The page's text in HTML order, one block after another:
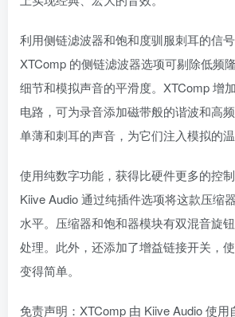
利用侧链滤波器和饱和度驯服刺耳的信号
XTComp 的侧链滤波器选项可剔除低频
细节和模拟声音的平滑度。XTComp 增
电路，可为录音添加磁带般的谐波和高频
单薄和刺耳的声音，为它们注入模拟的温
使用纯数字功能，获得比硬件更多的控制
Kiive Audio 通过纯插件选项将这款压缩
水平。压缩器和饱和器模块有双混音旋
处理。此外，还添加了增益链接开关，
变得简单。
免责声明：XTComp 由 Kiive Audio 使